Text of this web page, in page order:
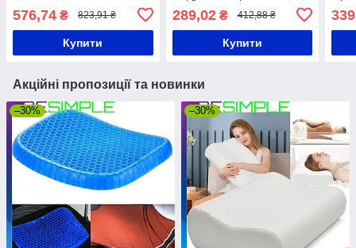
Подушка з ефектом
пам'яті
576,74 ₴ 823,91 ₴
Купити
анатомічна
289,02₴ 412,88 ₴
Купити
Акційні пропозиції та новинки
–30% –30%